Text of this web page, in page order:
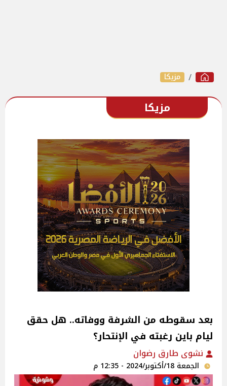
مزيكا
مزيكا
بعد سقوطه من الشرفة ووفاته.. هل حقق
ليام باين رغبته في الإنتحار؟
نشوى طارق رضوان
الجمعة 18/أكتوبر/2024 - 12:35 م